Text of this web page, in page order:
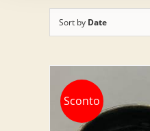
Sort by Date
Sconto